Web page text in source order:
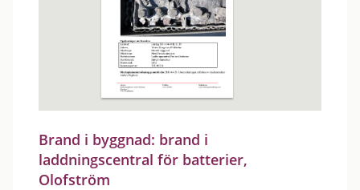
Brand i byggnad: brand i
laddningscentral för batterier,
Olofström